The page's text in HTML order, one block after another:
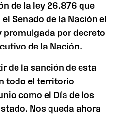
de la ley 26.876 que
Senado de la Nación el
promulgada por decreto
de la Nación.
de la sanción de esta
todo el territorio
como el Día de los
Nos queda ahora